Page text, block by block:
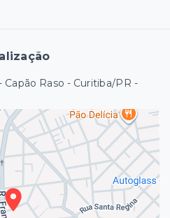
Capão Raso - Curitiba/PR -